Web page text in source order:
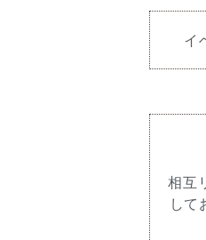
イ
相互
して